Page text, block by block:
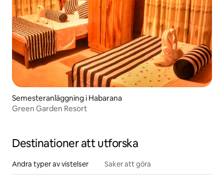
Semesteranläggning i Habarana
Green Garden Resort
Destinationer att utforska
Andra typer av vistelser Saker att göra